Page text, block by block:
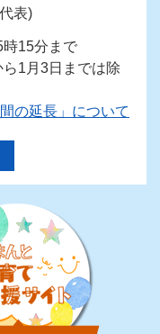
表)
時15分まで
ら1月3日までは除
の延長」について